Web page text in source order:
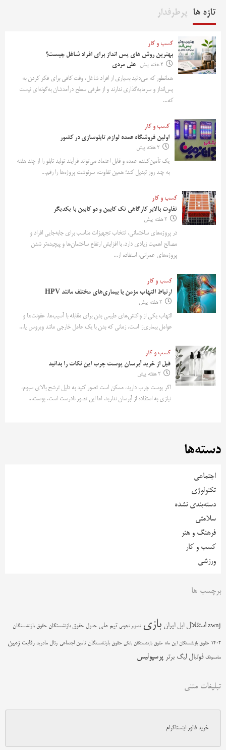
تازه ها پرطرفدار
کسب و کار
بهترین روش‌ های پس‌ انداز برای افراد شاغل چیست؟
2 هفته پیش
علی مردی
همانطور که می‌دانید بسیاری از افراد شاغل، وقت کافی برای فکر کردن به
پس‌انداز و سرمایه‌گذاری ندارند و از طرفی سطح درآمدشان به‌گونه‌ای نیست
که...
کسب و کار
اولین فروشگاه عمده لوازم تابلوسازی در کشور
2 هفته پیش
یک تأمین‌کننده عمده و قابل اعتماد می‌تواند فرآیند تولید تابلو را از چند هفته
به چند روز تبدیل کند؛ همین تفاوت، سرنوشت پروژه‌ها را رقم...
کسب و کار
تفاوت بالابر کارگاهی تک کابین و دو کابین با یکدیگر
2 هفته پیش
در پروژه‌های ساختمانی، انتخاب تجهیزات مناسب برای جابه‌جایی افراد و
مصالح اهمیت زیادی دارد. با افزایش ارتفاع ساختمان‌ها و پیچیده‌تر شدن
پروژه‌های عمرانی، استفاده از...
کسب و کار
ارتباط التهاب مزمن با بیماری‌های مختلف مانند HPV
2 هفته پیش
التهاب یکی از واکنش‌های طبیعی بدن برای مقابله با آسیب‌ها، عفونت‌ها و
عوامل بیماری‌زا است. زمانی که بدن با یک عامل خارجی مانند ویروس یا...
کسب و کار
قبل از خرید آبرسان پوست چرب این نکات را بدانید
2 هفته پیش
اگر پوست چرب دارید، ممکن است تصور کنید به دلیل ترشح بالای سبوم،
نیازی به استفاده از آبرسان ندارید. اما این تصور نادرست است. پوست...
دسته‌ها
اجتماعی
تکنولوژی
دسته‌بندی نشده
سلامتی
فرهنگ و هنر
کسب و کار
ورزشی
برچسب ها
zwnj استقلال اپل ایران بازی تصویر نجومی تیم ملی جدول حقوق بازنشستگان حقوق بازنشستگان
1402 حقوق بازنشستگان این ماه حقوق بازنشستگان بانکی حقوق بازنشستگان تامین اجتماعی رئال مادرید رقابت زمین
سامسونگ فوتبال لیگ برتر پرسپولیس
تبلیغات متنی
خرید فالور اینستاگرام